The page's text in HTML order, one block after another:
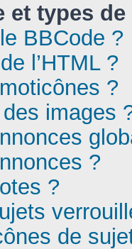
et types
BBCode ?
l’HTML ?
?
images
?
?
de